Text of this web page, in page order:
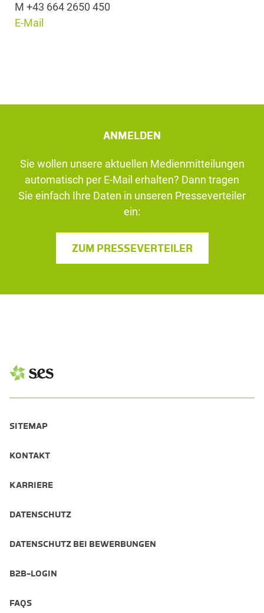
M +43 664 2650 450
E-Mail
ANMELDEN
Sie wollen unsere aktuellen Medienmitteilungen
automatisch per E-Mail erhalten? Dann tragen
Sie einfach Ihre Daten in unseren Presseverteiler
ein:
ZUM PRESSEVERTEILER
SITEMAP
KONTAKT
KARRIERE
DATENSCHUTZ
DATENSCHUTZ BEI BEWERBUNGEN
B2B-LOGIN
FAQS